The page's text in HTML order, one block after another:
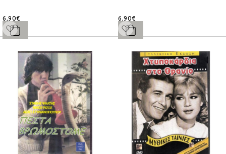
6,90€ 6,90€